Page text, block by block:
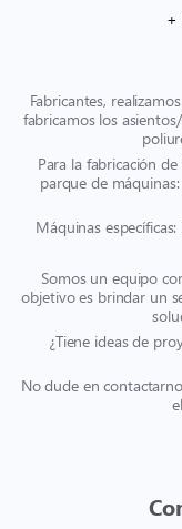
+
Fabricantes,
fabricamos los
Para la fabricación
parque de
Máquinas
Somos un equipo
objetivo es brindar un
¿Tiene ideas de
No dude en